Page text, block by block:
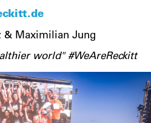
& Maximilian Jung
world" #WeAreReckitt